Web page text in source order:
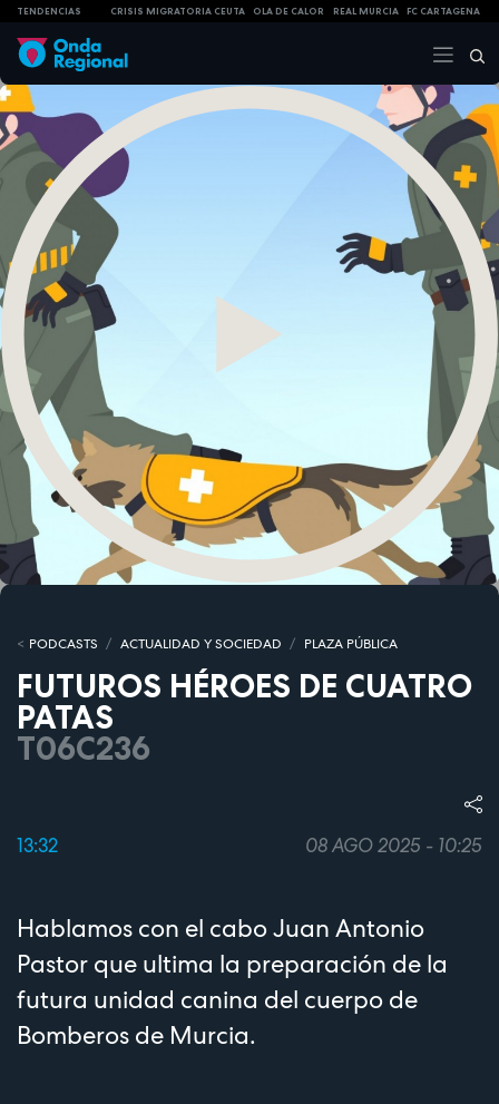
TENDENCIAS CRISIS MIGRATORIA CEUTA OLA DE CALOR REAL MURCIA FC CARTAGENA
PODCASTS ACTUALIDAD Y SOCIEDAD PLAZA PÚBLICA
FUTUROS HÉROES DE CUATRO
PATAS
T06C236
13:32 08 AGO 2025 - 10:25
Hablamos con el cabo Juan Antonio
Pastor que ultima la preparación de la
futura unidad canina del cuerpo de
Bomberos de Murcia.